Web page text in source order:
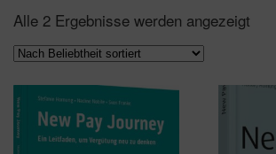
Alle 2 Ergebnisse werden angezeigt